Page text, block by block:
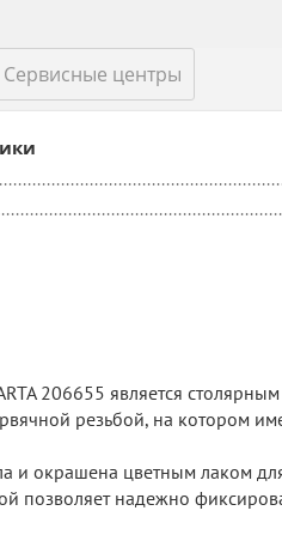
Сервисные центры
206655 является
резьбой, на котором
и окрашена цветным лаком
позволяет надежно